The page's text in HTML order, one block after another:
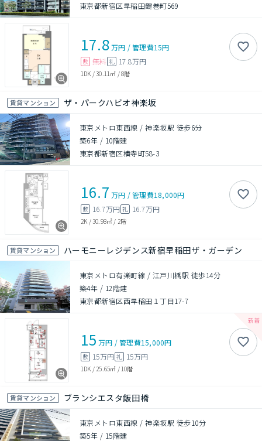
東京都新宿区早稲田鶴巻町569
17.8万円 /管理費15円
敷 無料 礼 17.8万円
1DK /30.11㎡ /8階
賃貸マンション ザ・パークハビオ神楽坂
東京メトロ東西線 / 神楽坂駅 徒歩6分
築6年 / 10階建
東京都新宿区横寺町58-3
16.7 万円 /管理費18,000円
敷 16.7万円 礼 16.7万円
2K /30.98㎡ / 2階
賃貸マンション ハーモニーレジデンス新宿早稲田ザ・ガーデン
東京メトロ有楽町線 / 江戸川橋駅 徒歩14分
築4年 / 12階建
東京都新宿区西早稲田１丁目17-7
15 万円 /管理費15,000円
敷 15万円 礼 15万円
1DK / 25.65㎡ / 10階
賃貸マンション ブランシエスタ飯田橋
東京メトロ東西線 / 神楽坂駅 徒歩10分
築5年 / 15階建